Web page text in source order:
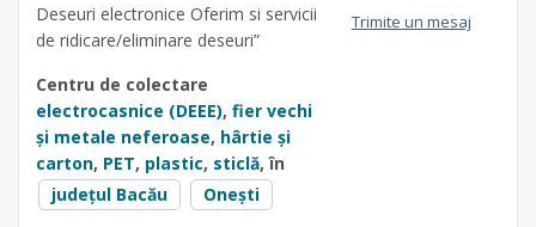
Deseuri electronice Oferim si servicii
de ridicare/eliminare deseuri”
Centru de colectare
electrocasnice (DEEE), fier vechi
și metale neferoase, hârtie și
carton, PET, plastic, sticlă, în
județul Bacău
Onești
Trimite un mesaj